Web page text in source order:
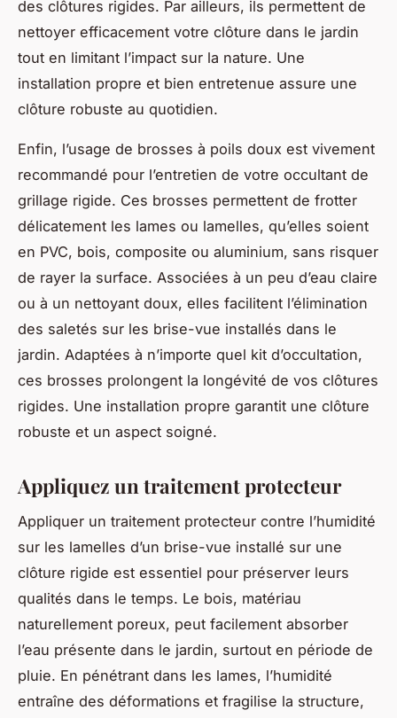
des clôtures rigides. Par ailleurs, ils permettent de
nettoyer efficacement votre clôture dans le jardin
tout en limitant l’impact sur la nature. Une
installation propre et bien entretenue assure une
clôture robuste au quotidien.
Enfin, l’usage de brosses à poils doux est vivement
recommandé pour l’entretien de votre occultant de
grillage rigide. Ces brosses permettent de frotter
délicatement les lames ou lamelles, qu’elles soient
en PVC, bois, composite ou aluminium, sans risquer
de rayer la surface. Associées à un peu d’eau claire
ou à un nettoyant doux, elles facilitent l’élimination
des saletés sur les brise-vue installés dans le
jardin. Adaptées à n’importe quel kit d’occultation,
ces brosses prolongent la longévité de vos clôtures
rigides. Une installation propre garantit une clôture
robuste et un aspect soigné.
Appliquez un traitement protecteur
Appliquer un traitement protecteur contre l’humidité
sur les lamelles d’un brise-vue installé sur une
clôture rigide est essentiel pour préserver leurs
qualités dans le temps. Le bois, matériau
naturellement poreux, peut facilement absorber
l’eau présente dans le jardin, surtout en période de
pluie. En pénétrant dans les lames, l’humidité
entraîne des déformations et fragilise la structure,